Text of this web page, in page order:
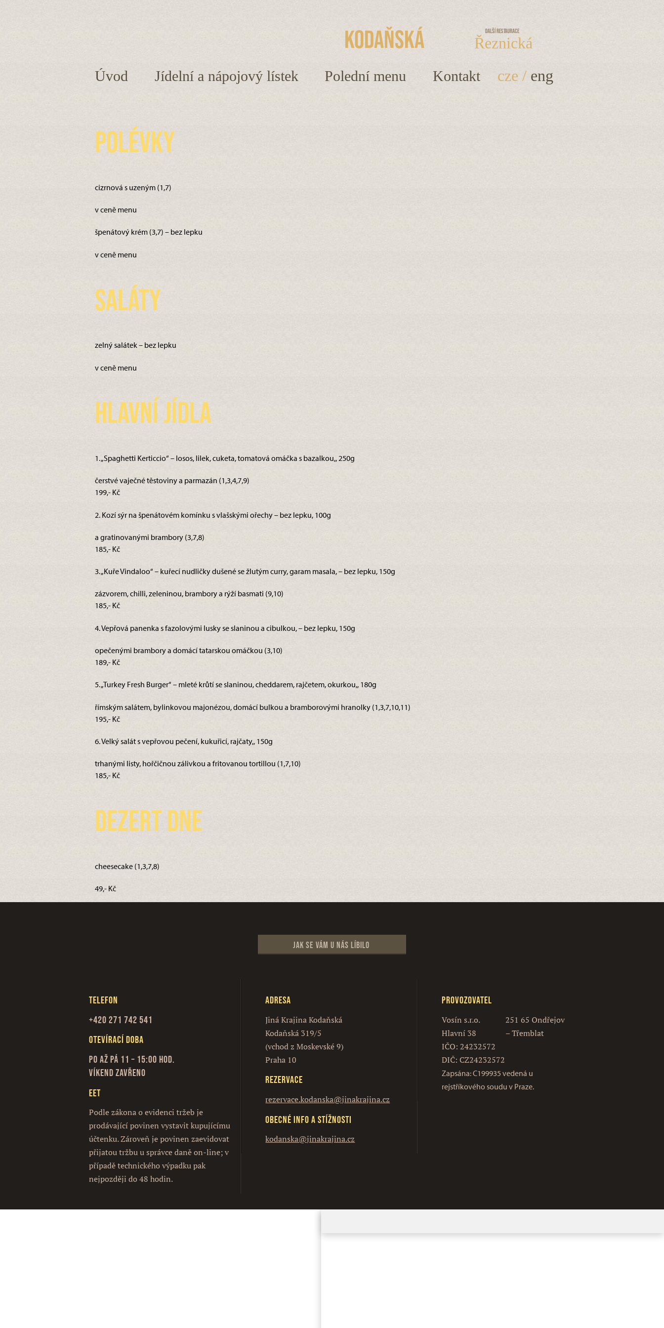
Kodaňská Další restaurace
Řeznická
Úvod Jídelní a nápojový lístek Polední menu Kontakt cze / eng
Polévky
cizrnová s uzeným (1,7)
v ceně menu
špenátový krém (3,7) – bez lepku
v ceně menu
Saláty
zelný salátek – bez lepku
v ceně menu
Hlavní jídla
1. „Spaghetti Kerticcio“ – losos, lilek, cuketa, tomatová omáčka s bazalkou,, 250g
čerstvé vaječné těstoviny a parmazán (1,3,4,7,9)
199,- Kč
2. Kozí sýr na špenátovém komínku s vlašskými ořechy – bez lepku, 100g
a gratinovanými brambory (3,7,8)
185,- Kč
3. „Kuře Vindaloo“ – kuřecí nudličky dušené se žlutým curry, garam masala, – bez lepku, 150g
zázvorem, chilli, zeleninou, brambory a rýží basmati (9,10)
185,- Kč
4. Vepřová panenka s fazolovými lusky se slaninou a cibulkou, – bez lepku, 150g
opečenými brambory a domácí tatarskou omáčkou (3,10)
189,- Kč
5. „Turkey Fresh Burger“ – mleté krůtí se slaninou, cheddarem, rajčetem, okurkou,, 180g
římským salátem, bylinkovou majonézou, domácí bulkou a bramborovými hranolky (1,3,7,10,11)
195,- Kč
6. Velký salát s vepřovou pečení, kukuřicí, rajčaty,, 150g
trhanými listy, hořčičnou zálivkou a fritovanou tortillou (1,7,10)
185,- Kč
Dezert dne
cheesecake (1,3,7,8)
49,- Kč
Jak se vám u nás líbilo
Telefon
+420 271 742 541
Otevírací doba
Po až Pá 11 – 15:00 hod.
Víkend zavřeno
EET
Podle zákona o evidenci tržeb je
prodávající povinen vystavit kupujícímu
účtenku. Zároveň je povinen zaevidovat
přijatou tržbu u správce daně on-line; v
případě technického výpadku pak
nejpozději do 48 hodin.
Adresa
Jiná Krajina Kodaňská
Kodaňská 319/5
(vchod z Moskevské 9)
Praha 10
Rezervace
rezervace.kodanska@jinakrajina.cz
Obecné info a stížnosti
kodanska@jinakrajina.cz
Provozovatel
Vosín s.r.o.
Hlavní 38
251 65 Ondřejov
– Třemblat
IČO: 24232572
DIČ: CZ24232572
Zapsána: C199935 vedená u
rejstříkového soudu v Praze.